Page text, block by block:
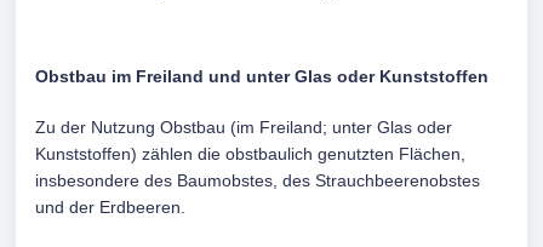
Obstbau im Freiland und unter Glas oder Kunststoffen
Zu der Nutzung Obstbau (im Freiland; unter Glas oder
Kunststoffen) zählen die obstbaulich genutzten Flächen,
insbesondere des Baumobstes, des Strauchbeerenobstes
und der Erdbeeren.